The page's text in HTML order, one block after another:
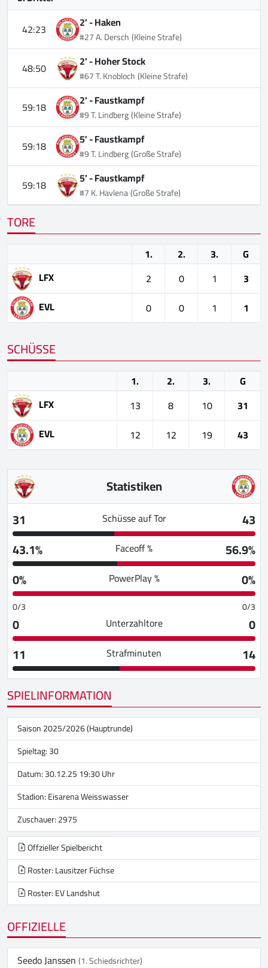
42:23
2' -Haken
#27 A. Dersch(Kleine Strafe)
48:50 2' -Hoher Stock
#67 T. Knobloch(Kleine Strafe)
59:18 2' -Faustkampf
#9 T. Lindberg(Kleine Strafe)
59:18 5' -Faustkampf
#9 T. Lindberg(Große Strafe)
59:18 5' -Faustkampf
#7 K. Havlena(Große Strafe)
TORE
1. 2. 3.
G
LFX
2 0 1
3
EVL
0 0 1 1
SCHÜSSE
1. 2. 3.
G
LFX
13 8 10
31
EVL
12 12 19 43
Statistiken
31
Schüsse auf Tor
43
43.1%
Faceoff %
56.9%
0%
PowerPlay % 0%
0/3 0/3
0 Unterzahltore
0
11
Strafminuten
14
SPIELINFORMATION
Saison 2025/2026 (Hauptrunde)
Spieltag: 30
Datum: 30.12.25 19:30 Uhr
Stadion:Eisarena Weisswasser
Zuschauer: 2975
Offzieller Spielbericht
Roster: Lausitzer Füchse
Roster: EV Landshut
OFFIZIELLE
Seedo Janssen(1. Schiedsrichter)